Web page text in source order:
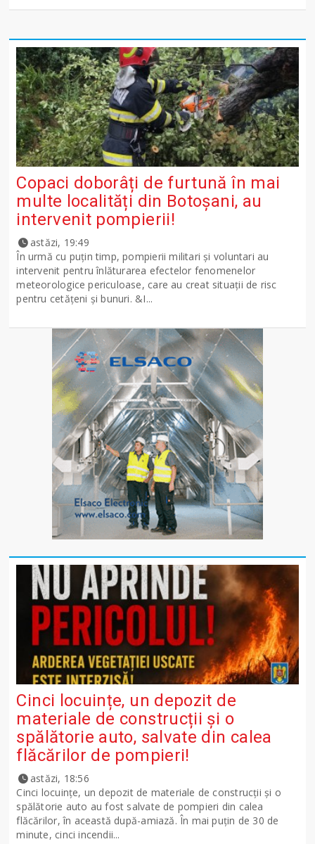
Copaci doborâți de furtună în mai
multe localități din Botoșani, au
intervenit pompierii!
astăzi, 19:49
În urmă cu puțin timp, pompierii militari și voluntari au
intervenit pentru înlăturarea efectelor fenomenelor
meteorologice periculoase, care au creat situații de risc
pentru cetățeni și bunuri. &I...
Cinci locuințe, un depozit de
materiale de construcții și o
spălătorie auto, salvate din calea
flăcărilor de pompieri!
astăzi, 18:56
Cinci locuințe, un depozit de materiale de construcții și o
spălătorie auto au fost salvate de pompieri din calea
flăcărilor, în această după-amiază. În mai puțin de 30 de
minute, cinci incendii...